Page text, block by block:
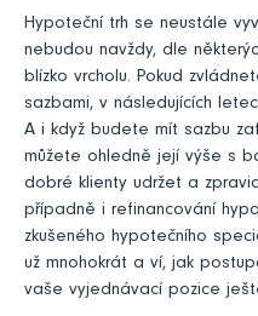
Hypoteční trh se neustále
nebudou navždy, dle
blízko vrcholu. Pokud
sazbami, v následujících
A i když budete mít sazbu
můžete ohledně její výše s
dobré klienty udržet a
případně i refinancování
zkušeného hypotečního
už mnohokrát a ví, jak
vaše vyjednávací pozice